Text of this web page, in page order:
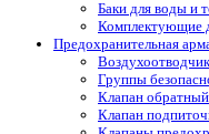
Баки для воды и
Комплектующие
Предохранительная
Группы
Клапан обратный
Клапан